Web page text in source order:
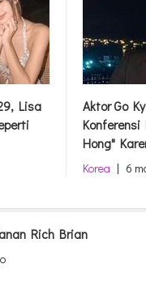
Lisa
Aktor Go
Konferensi
Hong"
Korea | 6
Rich Brian